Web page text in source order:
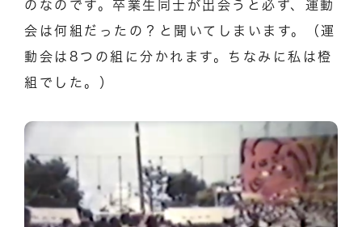
のなのです。卒業生同士が出会うと必ず、運動
会は何組だったの？と聞いてしまいます。（運
動会は8つの組に分かれます。ちなみに私は橙
組でした。）